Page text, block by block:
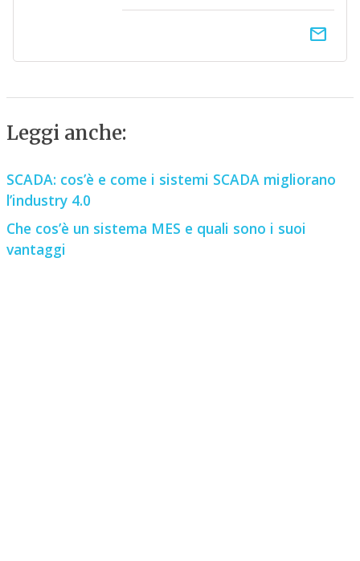
email
Leggi anche:
SCADA: cos’è e come i sistemi SCADA migliorano
l’industry 4.0
Che cos’è un sistema MES e quali sono i suoi
vantaggi